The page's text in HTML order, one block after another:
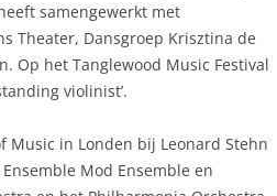
samengewerkt met
Theater, Dansgroep Krisztina de
Op het Tanglewood Music Festival
violinist’.
Music in Londen bij Leonard Stehn
Mod Ensemble en